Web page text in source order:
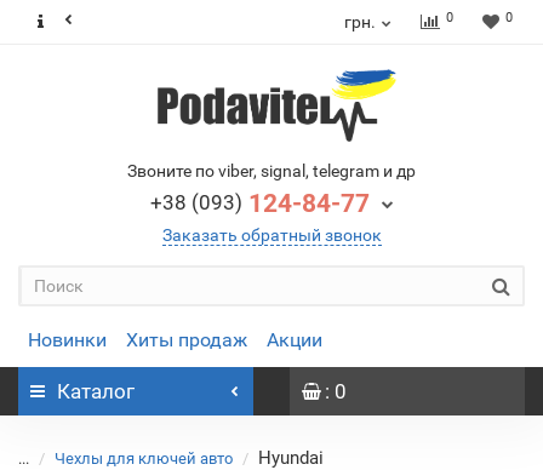
грн. 0 0
Звоните по viber, signal, telegram и др
+38 (093) 124-84-77
Заказать обратный звонок
Новинки Хиты продаж Акции
Каталог : 0
... Чехлы для ключей авто Hyundai